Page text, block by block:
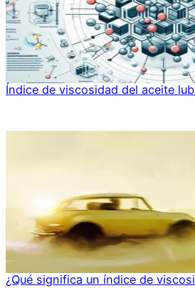
Índice de viscosidad del aceite
¿Qué significa un índice de